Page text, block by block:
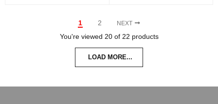
1 2 NEXT
You're viewed 20 of 22 products
LOAD MORE...